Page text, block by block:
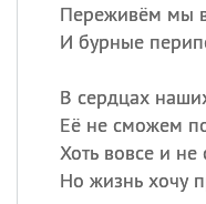
Переживём мы
И бурные
В сердцах
Её не сможем
Хоть вовсе и
Но жизнь хочу